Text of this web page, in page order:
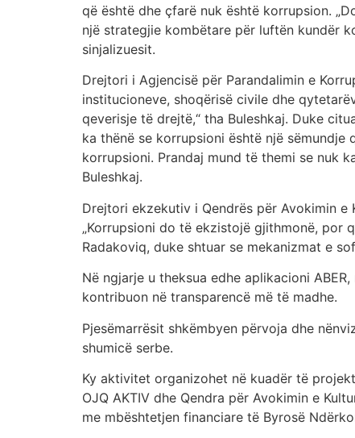
që është dhe çfarë nuk është korrupsion.
një strategjie kombëtare për luftën kundër
sinjalizuesit.
Drejtori i Agjencisë për Parandalimin e
institucioneve, shoqërisë civile dhe
qeverisje të drejtë,“ tha Buleshkaj. Duke
ka thënë se korrupsioni është një
korrupsioni. Prandaj mund të themi se nuk
Buleshkaj.
Drejtori ekzekutiv i Qendrës për Avokimin
„Korrupsioni do të ekzistojë gjithmonë, por
Radakoviq, duke shtuar se mekanizmat e
Në ngjarje u theksua edhe aplikacioni
kontribuon në transparencë më të madhe.
Pjesëmarrësit shkëmbyen përvoja dhe
shumicë serbe.
Ky aktivitet organizohet në kuadër të
OJQ AKTIV dhe Qendra për Avokimin e
me mbështetjen financiare të Byrosë